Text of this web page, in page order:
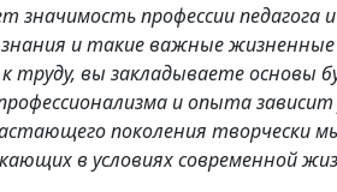
значимость профессии педагога
и такие важные
вы закладываете основы
и опыта зависит
поколения творчески
в условиях современной